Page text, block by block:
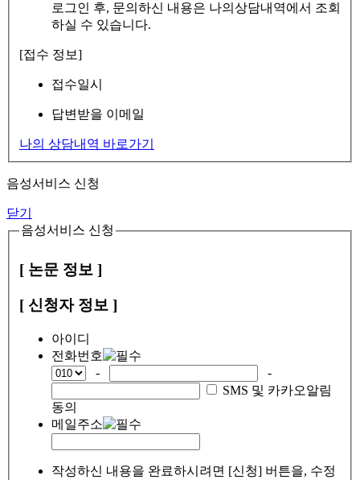
로그인 후, 문의하신 내용은 나의상담내역에서 조회
하실 수 있습니다.
[접수 정보]
접수일시
답변받을 이메일
나의 상담내역 바로가기
음성서비스 신청
닫기
음성서비스 신청
[ 논문 정보 ]
[ 신청자 정보 ]
아이디
전화번호
-
-
SMS 및 카카오알림
동의
메일주소
작성하신 내용을 완료하시려면 [신청] 버튼을, 수정